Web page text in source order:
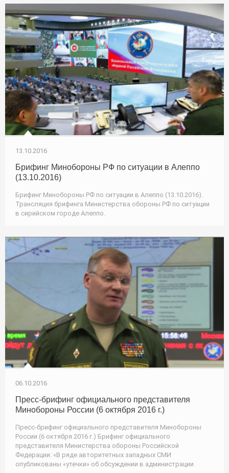
13.10.2016
Брифинг Минобороны РФ по ситуации в Алеппо
(13.10.2016)
Брифинг Минобороны РФ по ситуации в Алеппо (13.10.2016).
Трансляция брифинга Министерства обороны РФ по ситуации
в сирийском городе Алеппо.
06.10.2016
Пресс-брифинг официального представителя
Минобороны России (6 октября 2016 г.)
Пресс-брифинг официального представителя Минобороны
России (6 октября 2016 г.) Брифинг официального
представителя Министерства обороны Российской
Федерации: «В ряде авторитетных западных СМИ
опубликованы «утечки» об обсуждении в администрации